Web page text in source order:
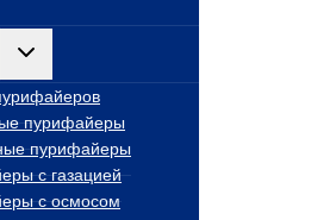
Переключить
меню
пурифайеры
пурифайеры
с газацией
с осмосом